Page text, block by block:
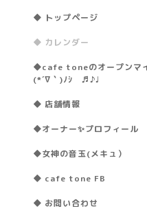
◆ トップページ
◆ カレンダー
◆cafe toneのオープンマ
(*´∇｀)ﾉｼ ♬♪♩
◆ 店舗情報
◆オーナー✨プロフィール
◆女神の音玉(メキュ）
◆ cafe tone FB
◆ お問い合わせ